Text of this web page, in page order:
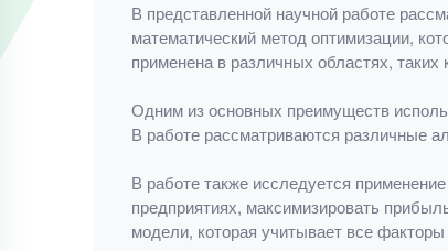
В представленной научной работе
математический метод оптимизации,
применена в различных областях, таких
Одним из основных преимуществ
В работе рассматриваются различные
В работе также исследуется
предприятиях, максимизировать
модели, которая учитывает все факторы